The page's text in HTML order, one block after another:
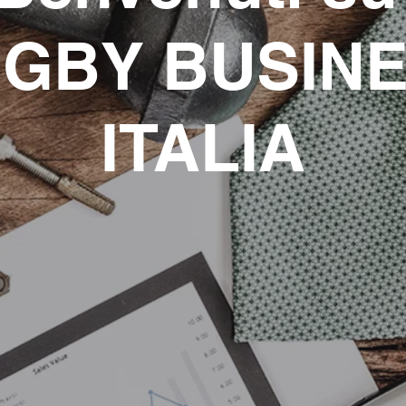
ITALIA